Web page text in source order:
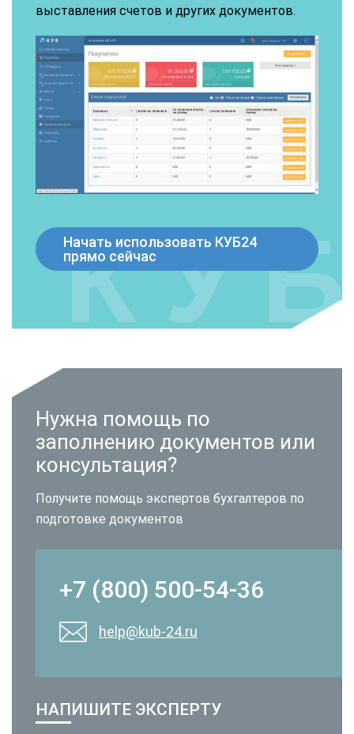
выставления счетов и других документов.
Начать использовать КУБ24
прямо сейчас
Нужна помощь по
заполнению документов или
консультация?
Получите помощь экспертов бухгалтеров по
подготовке документов
+7 (800) 500-54-36
help@kub-24.ru
НАПИШИТЕ ЭКСПЕРТУ